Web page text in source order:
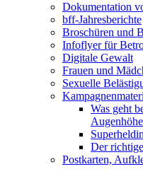
Dokumentation
bff-Jahresberichte
Broschüren und
Infoflyer für
Digitale Gewalt
Frauen und
Sexuelle
Was geht
Augenhöhe
Der
Postkarten,